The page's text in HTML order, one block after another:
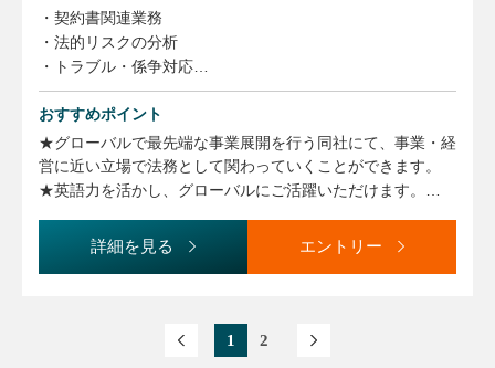
・契約書関連業務
・法的リスクの分析
・トラブル・係争対応
・業務の効率化、標準化
・コンプライアンスマネジメント
＜雇入れ直後＞法務職およびこれらに付随する一切の業務
＜変更の範囲＞ 会社の定める業務
おすすめポイント
★グローバルで最先端な事業展開を行う同社にて、事業・経
営に近い立場で法務として関わっていくことができます。
★英語力を活かし、グローバルにご活躍いただけます。
したキャリアパスを描くことができます。
詳細を見る エントリー
1 2